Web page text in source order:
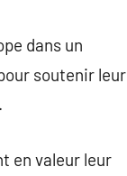
dans un
soutenir leur
en valeur leur